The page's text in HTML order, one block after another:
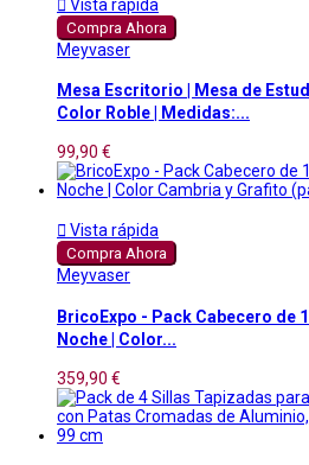
 Vista rápida
Compra Ahora
Meyvaser
Mesa Escritorio | Mesa de
Color Roble | Medidas:...
99,90 €
 Vista rápida
Compra Ahora
Meyvaser
BricoExpo - Pack Cabecero de
Noche | Color...
359,90 €